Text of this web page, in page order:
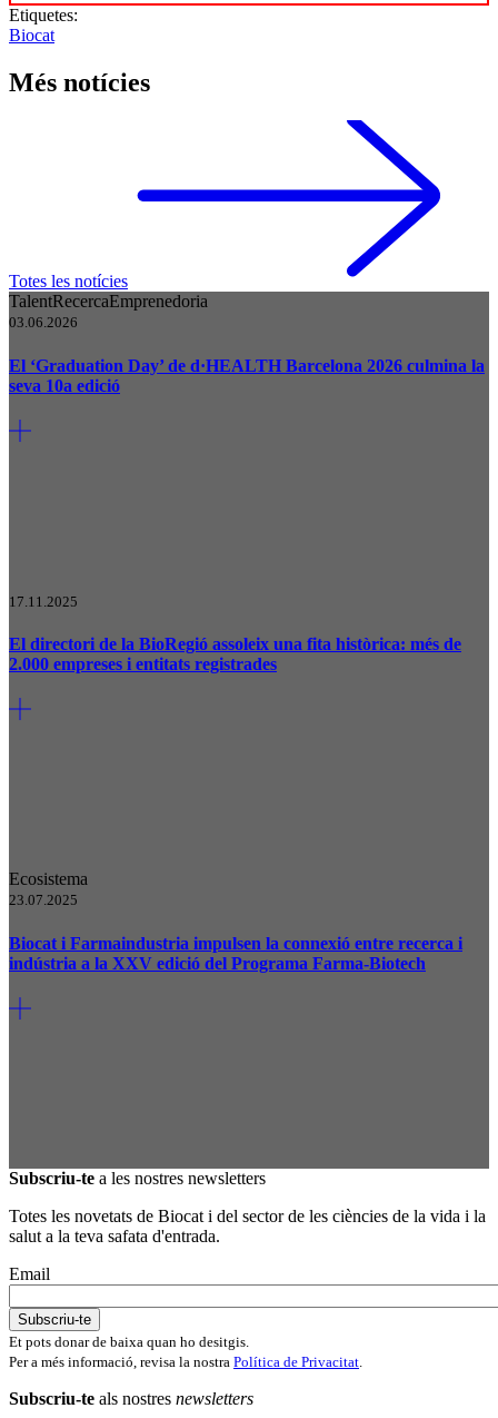
Etiquetes:
Biocat
Més notícies
Totes les notícies
TalentRecercaEmprenedoria
03.06.2026
El ‘Graduation Day’ de d·HEALTH Barcelona 2026 culmina la
seva 10a edició
17.11.2025
El directori de la BioRegió assoleix una fita històrica: més de
2.000 empreses i entitats registrades
Ecosistema
23.07.2025
Biocat i Farmaindustria impulsen la connexió entre recerca i
indústria a la XXV edició del Programa Farma-Biotech
Subscriu-te a les nostres newsletters
Totes les novetats de Biocat i del sector de les ciències de la vida i la
salut a la teva safata d'entrada.
Email
Et pots donar de baixa quan ho desitgis.
Per a més informació, revisa la nostra Política de Privacitat
Subscriu-te als nostres newsletters